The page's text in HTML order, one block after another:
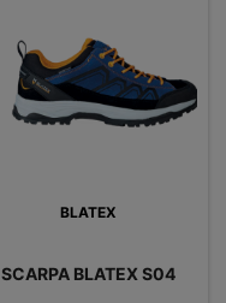
BLATEX
SCARPA BLATEX S04